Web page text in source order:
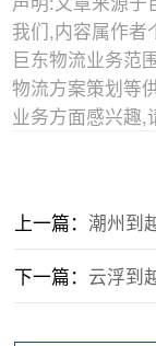
我们,内容属作者
巨东物流业务范
物流方案策划等
业务方面感兴趣,
上一篇： 潮州到
下一篇： 云浮到